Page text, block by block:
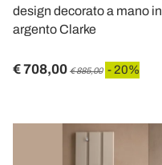
design decorato a mano in
argento Clarke
€ 708,00 € 885,00 - 20%